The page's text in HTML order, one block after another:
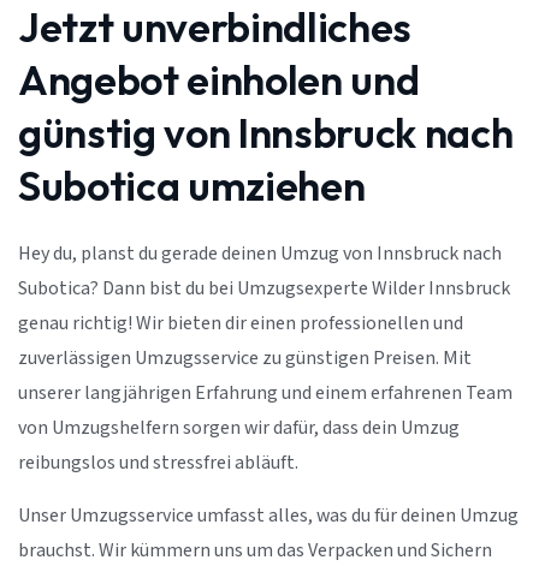
Jetzt unverbindliches
Angebot einholen und
günstig von Innsbruck nach
Subotica umziehen
Hey du, planst du gerade deinen Umzug von Innsbruck nach
Subotica? Dann bist du bei Umzugsexperte Wilder Innsbruck
genau richtig! Wir bieten dir einen professionellen und
zuverlässigen Umzugsservice zu günstigen Preisen. Mit
unserer langjährigen Erfahrung und einem erfahrenen Team
von Umzugshelfern sorgen wir dafür, dass dein Umzug
reibungslos und stressfrei abläuft.
Unser Umzugsservice umfasst alles, was du für deinen Umzug
brauchst. Wir kümmern uns um das Verpacken und Sichern